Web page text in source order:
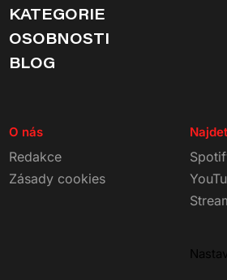
KATEGORIE
OSOBNOSTI
BLOG
O nás
Redakce
Zásady cookies